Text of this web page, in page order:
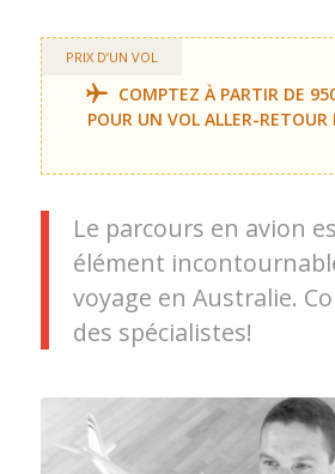
PRIX D’UN VOL
COMPTEZ À PARTIR DE
POUR UN VOL ALLER-RETOUR
Le parcours en avion
élément
voyage en Australie.
des spécialistes!